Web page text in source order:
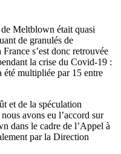
Meltblown était quasi
de granulés de
s’est donc retrouvée
la crise du Covid-19 :
multipliée par 15 entre
et de la spéculation
avons eu l’accord sur
dans le cadre de l’Appel à
par la Direction